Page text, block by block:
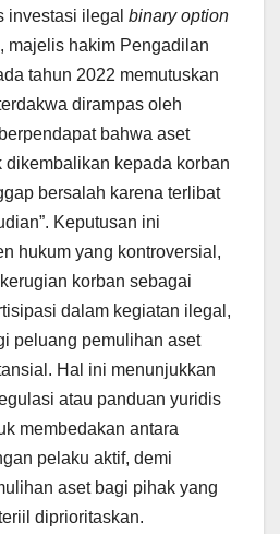
investasi ilegal binary option
majelis hakim Pengadilan
tahun 2022 memutuskan
dirampas oleh
bahwa aset
dikembalikan kepada korban
bersalah karena terlibat
Keputusan ini
hukum yang kontroversial,
korban sebagai
dalam kegiatan ilegal,
peluang pemulihan aset
Hal ini menunjukkan
atau panduan yuridis
membedakan antara
pelaku aktif, demi
aset bagi pihak yang
diprioritaskan.